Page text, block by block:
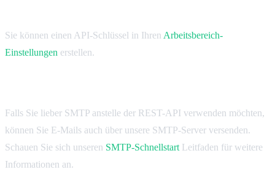
Sie können einen API-Schlüssel in Ihren Arbeitsbereich-
Einstellungen erstellen.
Falls Sie lieber SMTP anstelle der REST-API verwenden möchten,
können Sie E-Mails auch über unsere SMTP-Server versenden.
Schauen Sie sich unseren SMTP-Schnellstart Leitfaden für weitere
Informationen an.